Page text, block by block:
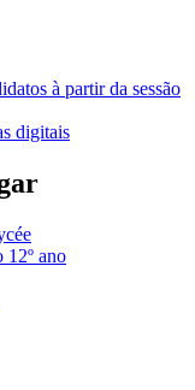
à partir da sessão
digitais
12º ano